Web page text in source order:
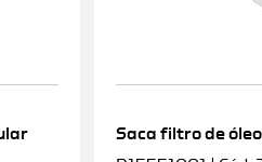
Saca filtro de